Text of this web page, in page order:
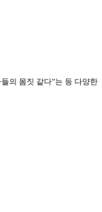
의 몸짓 같다”는 등 다양한